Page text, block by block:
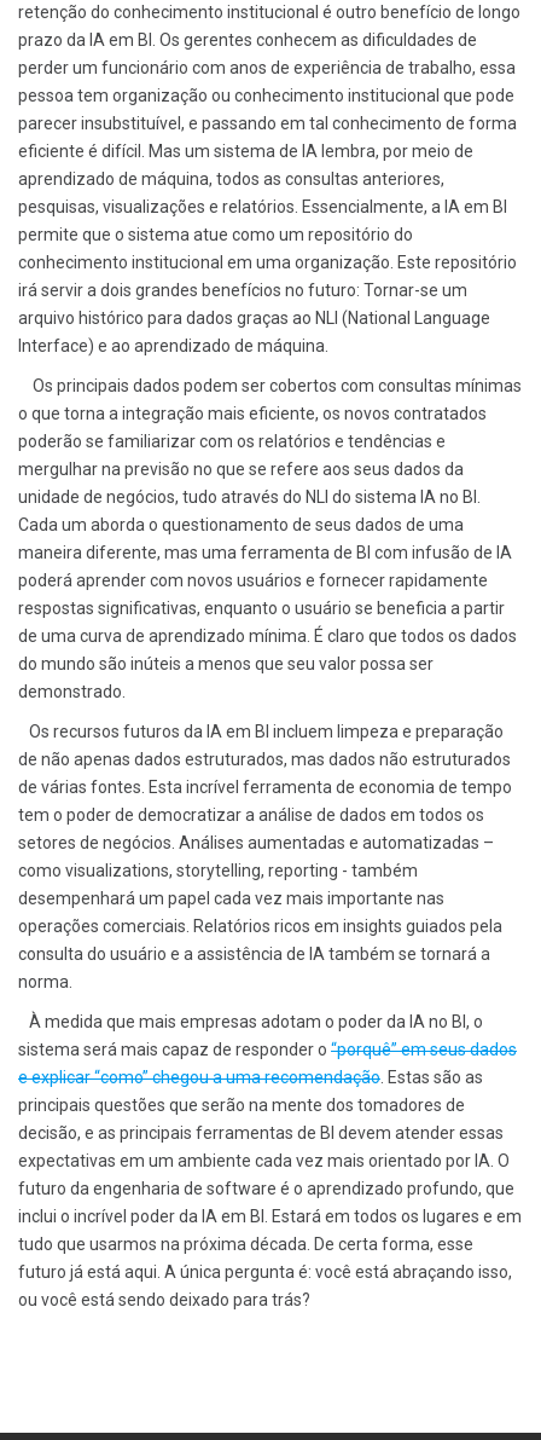
retenção do conhecimento institucional é outro benefício de longo
prazo da IA em BI. Os gerentes conhecem as dificuldades de
perder um funcionário com anos de experiência de trabalho, essa
pessoa tem organização ou conhecimento institucional que pode
parecer insubstituível, e passando em tal conhecimento de forma
eficiente é difícil. Mas um sistema de IA lembra, por meio de
aprendizado de máquina, todos as consultas anteriores,
pesquisas, visualizações e relatórios. Essencialmente, a IA em BI
permite que o sistema atue como um repositório do
conhecimento institucional em uma organização. Este repositório
irá servir a dois grandes benefícios no futuro: Tornar-se um
arquivo histórico para dados graças ao NLI (National Language
Interface) e ao aprendizado de máquina.
Os principais dados podem ser cobertos com consultas mínimas
o que torna a integração mais eficiente, os novos contratados
poderão se familiarizar com os relatórios e tendências e
mergulhar na previsão no que se refere aos seus dados da
unidade de negócios, tudo através do NLI do sistema IA no BI.
Cada um aborda o questionamento de seus dados de uma
maneira diferente, mas uma ferramenta de BI com infusão de IA
poderá aprender com novos usuários e fornecer rapidamente
respostas significativas, enquanto o usuário se beneficia a partir
de uma curva de aprendizado mínima. É claro que todos os dados
do mundo são inúteis a menos que seu valor possa ser
demonstrado.
Os recursos futuros da IA ​​em BI incluem limpeza e preparação
de não apenas dados estruturados, mas dados não estruturados
de várias fontes. Esta incrível ferramenta de economia de tempo
tem o poder de democratizar a análise de dados em todos os
setores de negócios. Análises aumentadas e automatizadas –
como visualizations, storytelling, reporting - também
desempenhará um papel cada vez mais importante nas
operações comerciais. Relatórios ricos em insights guiados pela
consulta do usuário e a assistência de IA também se tornará a
norma.
À medida que mais empresas adotam o poder da IA ​​no BI, o
sistema será mais capaz de responder o “porquê” em seus dados
e explicar “como” chegou a uma recomendação . Estas são as
principais questões que serão na mente dos tomadores de
decisão, e as principais ferramentas de BI devem atender essas
expectativas em um ambiente cada vez mais orientado por IA. O
futuro da engenharia de software é o aprendizado profundo, que
inclui o incrível poder da IA ​​em BI. Estará em todos os lugares e em
tudo que usarmos na próxima década. De certa forma, esse
futuro já está aqui. A única pergunta é: você está abraçando isso,
ou você está sendo deixado para trás?